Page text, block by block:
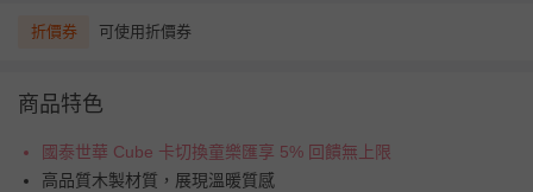
折價券 可使用折價券
商品特色
國泰世華 Cube 卡切換童樂匯享 5% 回饋無上限
高品質木製材質，展現溫暖質感